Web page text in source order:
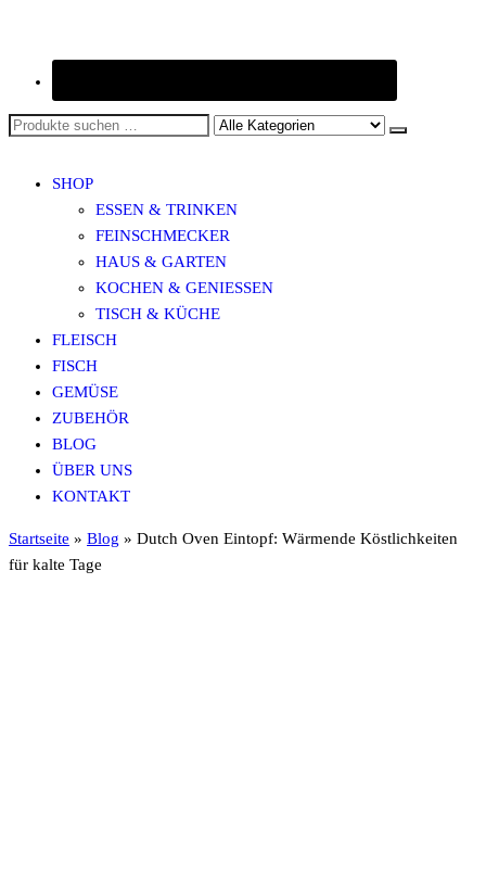
SHOP
ESSEN & TRINKEN
FEINSCHMECKER
HAUS & GARTEN
KOCHEN & GENIESSEN
TISCH & KÜCHE
FLEISCH
FISCH
GEMÜSE
ZUBEHÖR
BLOG
ÜBER UNS
KONTAKT
Startseite » Blog » Dutch Oven Eintopf: Wärmende Köstlichkeiten
für kalte Tage